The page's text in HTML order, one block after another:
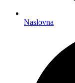
Naslovna